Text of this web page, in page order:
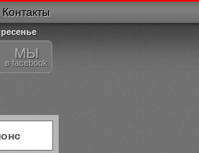
Контакты
МЫ
в facebook